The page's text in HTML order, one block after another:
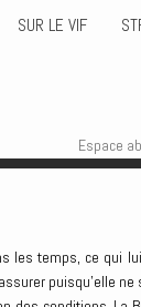
SUR LE VIF
Menu
Skip to
Espace
les temps, ce qui
puisqu’elle ne